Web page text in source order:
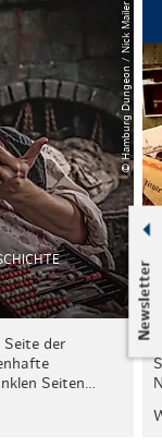
Newsletter
© Hamburg Dungeon / Nick Mailer
Seite der
Seiten…